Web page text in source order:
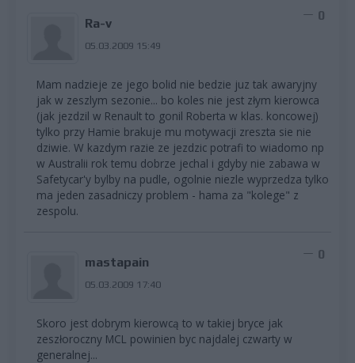
Ra-v
05.03.2009 15:49
0
Mam nadzieje ze jego bolid nie bedzie juz tak awaryjny
jak w zeszlym sezonie... bo koles nie jest złym kierowca
(jak jezdzil w Renault to gonil Roberta w klas. koncowej)
tylko przy Hamie brakuje mu motywacji zreszta sie nie
dziwie. W kazdym razie ze jezdzic potrafi to wiadomo np
w Australii rok temu dobrze jechal i gdyby nie zabawa w
Safetycar'y bylby na pudle, ogolnie niezle wyprzedza tylko
ma jeden zasadniczy problem - hama za "kolege" z
zespolu.
mastapain
05.03.2009 17:40
0
Skoro jest dobrym kierowcą to w takiej bryce jak
zeszłoroczny MCL powinien byc najdalej czwarty w
generalnej...